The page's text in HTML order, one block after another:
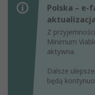
Polska – e-
Z
Minimum
aktywna.
Dalsze
będą